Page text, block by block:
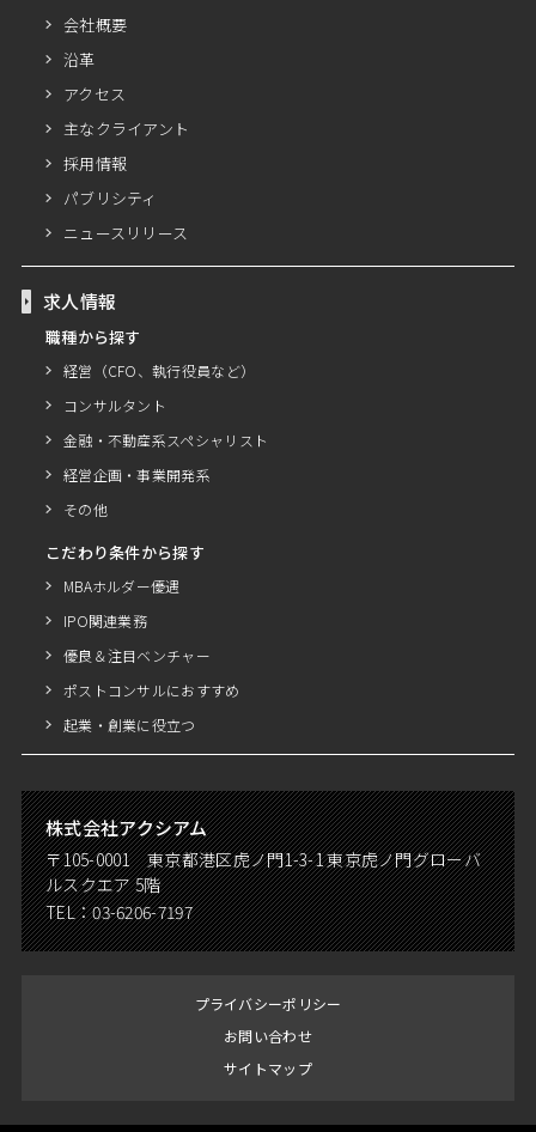
会社概要
沿革
アクセス
主なクライアント
採用情報
パブリシティ
ニュースリリース
求人情報
職種から探す
経営（CFO、執行役員など）
コンサルタント
金融・不動産系スペシャリスト
経営企画・事業開発系
その他
こだわり条件から探す
MBAホルダー優遇
IPO関連業務
優良＆注目ベンチャー
ポストコンサルにおすすめ
起業・創業に役立つ
株式会社アクシアム
〒105-0001 東京都港区虎ノ門1-3-1 東京虎ノ門グローバ
ルスクエア 5階
TEL：03-6206-7197
プライバシーポリシー
お問い合わせ
サイトマップ